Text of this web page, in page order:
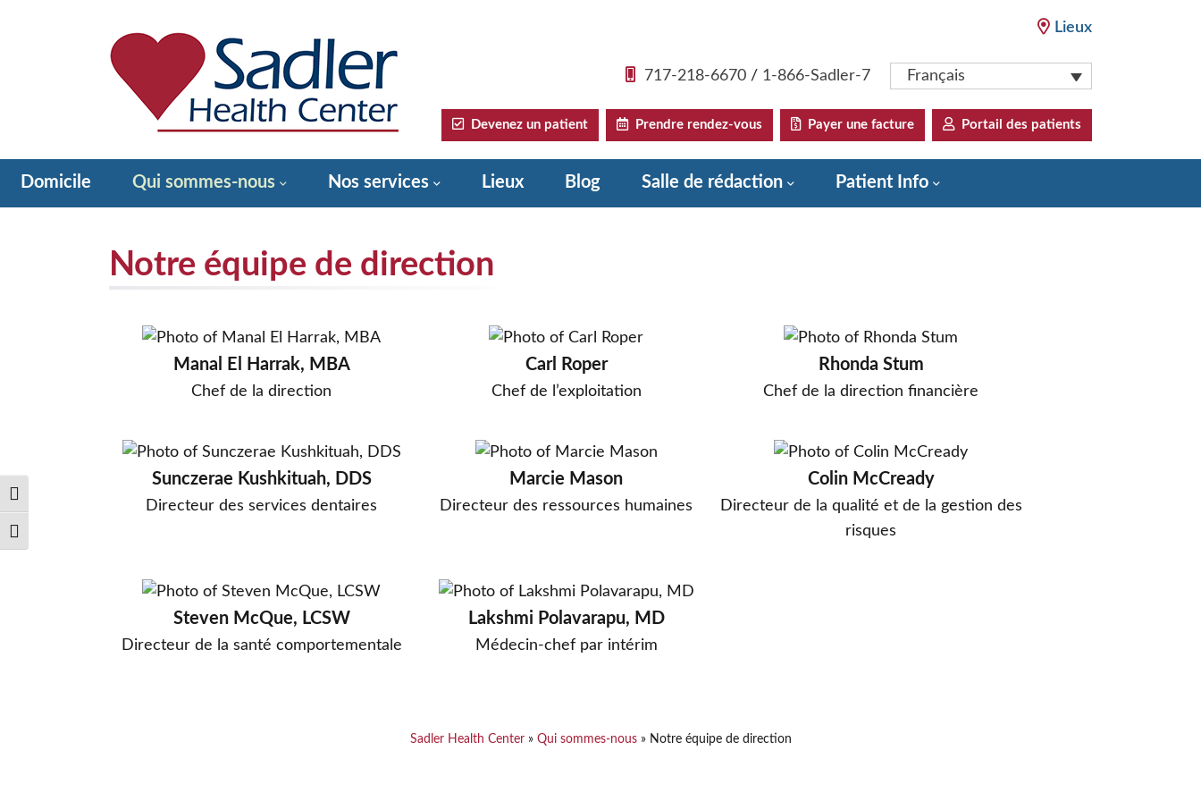
Passer en contraste élevé
Changer la taille de la police
Sadler Health Center
Lieux
717-218-6670 / 1-866-Sadler-7 Français
Devenez un patient Prendre rendez-vous Payer une facture Portail des patients
Domicile Qui sommes-nous Nos services Lieux Blog Salle de rédaction Patient Info
Notre équipe de direction
Manal El Harrak, MBA
Chef de la direction
Carl Roper
Chef de l’exploitation
Rhonda Stum
Chef de la direction financière
Sunczerae Kushkituah, DDS
Directeur des services dentaires
Marcie Mason
Directeur des ressources humaines
Colin McCready
Directeur de la qualité et de la gestion des
risques
Steven McQue, LCSW
Directeur de la santé comportementale
Lakshmi Polavarapu, MD
Médecin-chef par intérim
Sadler Health Center» Qui sommes-nous» Notre équipe de direction